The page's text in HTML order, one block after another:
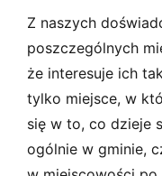
Z naszych
poszczególnych
że interesuje ich
tylko miejsce, w
się w to, co dzieje
ogólnie w gminie,